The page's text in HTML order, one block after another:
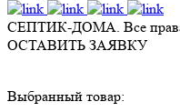
СЕПТИК-ДОМА. Все
ОСТАВИТЬ ЗАЯВКУ
Выбранный товар: